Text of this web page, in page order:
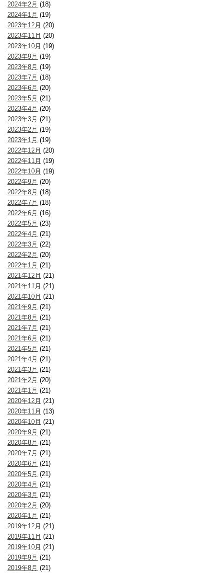
2024年2月 (18)
2024年1月 (19)
2023年12月 (20)
2023年11月 (20)
2023年10月 (19)
2023年9月 (19)
2023年8月 (19)
2023年7月 (18)
2023年6月 (20)
2023年5月 (21)
2023年4月 (20)
2023年3月 (21)
2023年2月 (19)
2023年1月 (19)
2022年12月 (20)
2022年11月 (19)
2022年10月 (19)
2022年9月 (20)
2022年8月 (18)
2022年7月 (18)
2022年6月 (16)
2022年5月 (23)
2022年4月 (21)
2022年3月 (22)
2022年2月 (20)
2022年1月 (21)
2021年12月 (21)
2021年11月 (21)
2021年10月 (21)
2021年9月 (21)
2021年8月 (21)
2021年7月 (21)
2021年6月 (21)
2021年5月 (21)
2021年4月 (21)
2021年3月 (21)
2021年2月 (20)
2021年1月 (21)
2020年12月 (21)
2020年11月 (13)
2020年10月 (21)
2020年9月 (21)
2020年8月 (21)
2020年7月 (21)
2020年6月 (21)
2020年5月 (21)
2020年4月 (21)
2020年3月 (21)
2020年2月 (20)
2020年1月 (21)
2019年12月 (21)
2019年11月 (21)
2019年10月 (21)
2019年9月 (21)
2019年8月 (21)